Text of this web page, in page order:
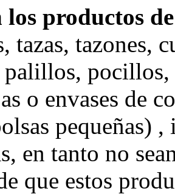
los productos
tazas, tazones,
pocillos,
o envases de
pequeñas)
en tanto no
que estos